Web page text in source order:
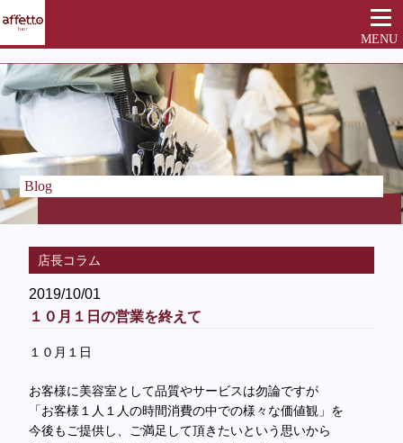
MENU
Blog
店長コラム
2019/10/01
１０月１日の営業を終えて
１０月１日
お客様に美容室として品質やサービスは勿論ですが
「お客様１人１人の時間消費の中での様々な価値観」を
今後もご提供し、ご満足して頂きたいという思いから